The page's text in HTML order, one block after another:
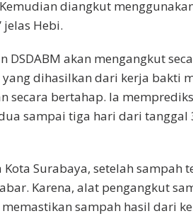
diangkut
jelas Hebi.
DSDABM akan mengangkut
dihasilkan dari kerja bakti
secara bertahap. Ia
sampai tiga hari dari tanggal
Surabaya, setelah sampah
Karena, alat pengangkut
sampah hasil dari